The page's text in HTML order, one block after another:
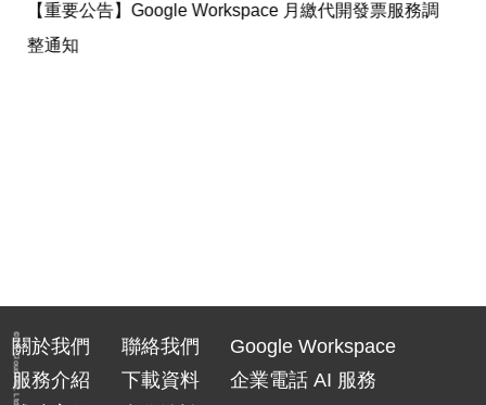
Workspace 月繳代開發票服務調
© TS Cloud Pte. Ltd. 2026
關於我們
服務介紹
聯絡我們
下載資料
Google Workspace
企業電話 AI 服務